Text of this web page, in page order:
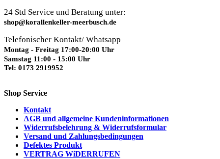
24 Std Service und Beratung unter:
shop@korallenkeller-meerbusch.de
Telefonischer Kontakt/ Whatsapp
Montag - Freitag 17:00-20:00 Uhr
Samstag 11:00 - 15:00 Uhr
Tel: 0173 2919952
Shop Service
Kontakt
AGB und allgemeine Kundeninformationen
Widerrufsbelehrung & Widerrufsformular
Versand und Zahlungsbedingungen
Defektes Produkt
VERTRAG WiDERRUFEN